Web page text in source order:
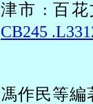
津市 :百花
CB245
馮作民等編